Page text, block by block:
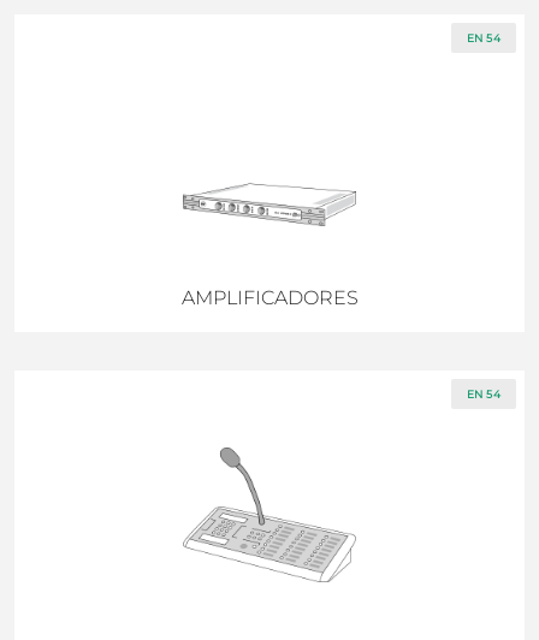
EN 54
AMPLIFICADORES
EN 54